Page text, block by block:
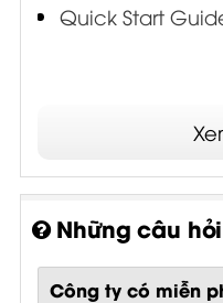
Quick Start
Những câu
Công ty có miễn